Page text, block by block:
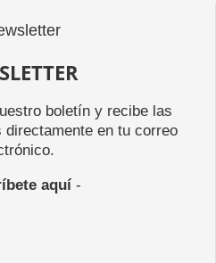
boletín y recibe las
directamente en tu correo
aquí-